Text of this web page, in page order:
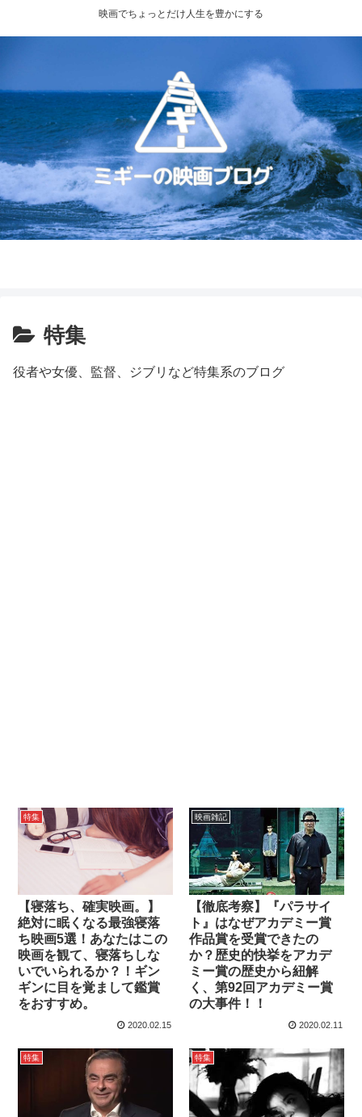
映画でちょっとだけ人生を豊かにする
特集
役者や女優、監督、ジブリなど特集系のブログ
特集
【寝落ち、確実映画。】
絶対に眠くなる最強寝落
ち映画5選！あなたはこの
映画を観て、寝落ちしな
いでいられるか？！ギン
ギンに目を覚まして鑑賞
をおすすめ。
2020.02.15
映画雑記
【徹底考察】『パラサイ
ト』はなぜアカデミー賞
作品賞を受賞できたの
か？歴史的快挙をアカデ
ミー賞の歴史から紐解
く、第92回アカデミー賞
の大事件！！
2020.02.11
特集 特集